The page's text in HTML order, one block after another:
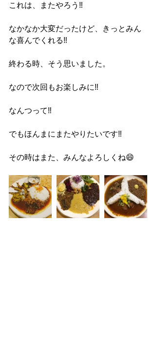
これは、またやろう‼︎
なかなか大変だったけど、きっとみん
な喜んでくれる‼︎
終わる時、そう思いました。
‪なので次回もお楽しみに‼︎
なんつって‼︎
でもほんまにまたやりたいです‼︎
その時はまた、みんなよろしくね😄‬